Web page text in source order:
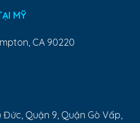
MỸ
CA 90220
Đức, Quận 9, Quận Gò Vấp,